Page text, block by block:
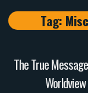
Tag:
The True